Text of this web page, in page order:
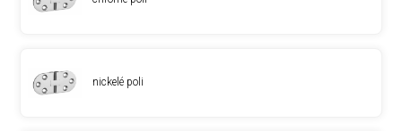
nickelé poli